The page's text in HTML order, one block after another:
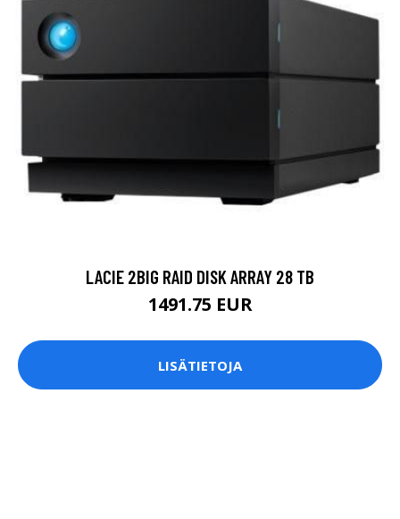
LACIE 2BIG RAID DISK ARRAY 28 TB
1491.75 EUR
LISÄTIETOJA